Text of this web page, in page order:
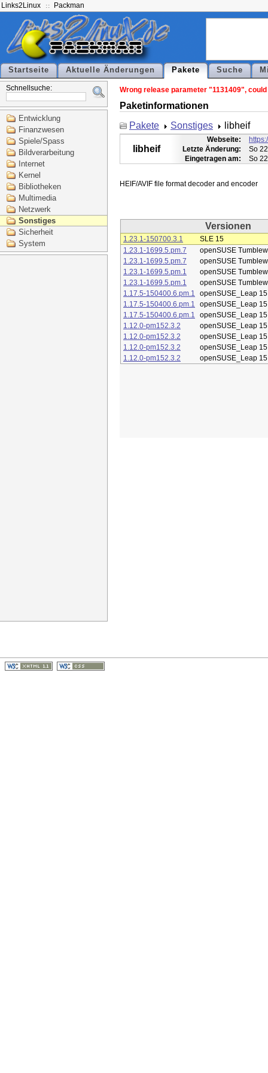
Links2Linux Packman
Startseite Aktuelle Änderungen Pakete Suche
Schnellsuche:
Entwicklung
Finanzwesen
Spiele/Spass
Bildverarbeitung
Internet
Kernel
Bibliotheken
Multimedia
Netzwerk
Sonstiges
Sicherheit
System
Wrong release parameter "1131409",
Paketinformationen
Pakete
Sonstiges libheif
libheif
Webseite:
Letzte Änderung:
So
Eingetragen am:
So
Versionen
1.23.1-150700.3.1
SLE 15
1.23.1-1699.5.pm.7
openSUSE
1.23.1-1699.5.pm.7
openSUSE
1.23.1-1699.5.pm.1
openSUSE
1.23.1-1699.5.pm.1
openSUSE
1.17.5-150400.6.pm.1
openSUSE_Leap
1.17.5-150400.6.pm.1
openSUSE_Leap
1.17.5-150400.6.pm.1
openSUSE_Leap
1.12.0-pm152.3.2
openSUSE_Leap
1.12.0-pm152.3.2
openSUSE_Leap
1.12.0-pm152.3.2
openSUSE_Leap
1.12.0-pm152.3.2
openSUSE_Leap